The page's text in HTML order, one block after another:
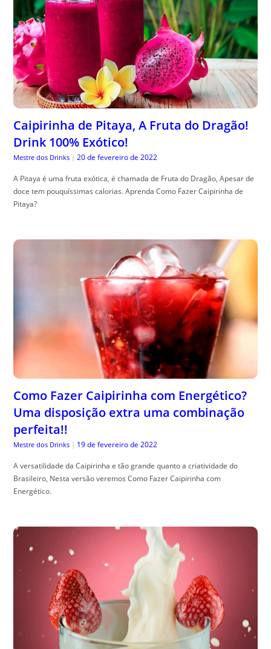
Caipirinha de Pitaya, A Fruta do Dragão!
Drink 100% Exótico!
Mestre dos Drinks | 20 de fevereiro de 2022
A Pitaya é uma fruta exótica, é chamada de Fruta do Dragão, Apesar de
doce tem pouquíssimas calorias. Aprenda Como Fazer Caipirinha de
Pitaya?
Como Fazer Caipirinha com Energético?
Uma disposição extra uma combinação
perfeita!!
Mestre dos Drinks | 19 de fevereiro de 2022
A versatilidade da Caipirinha e tão grande quanto a criatividade do
Brasileiro, Nesta versão veremos Como Fazer Caipirinha com
Energético.